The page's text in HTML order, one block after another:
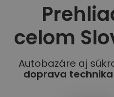
celom
Autobazáre aj
doprava